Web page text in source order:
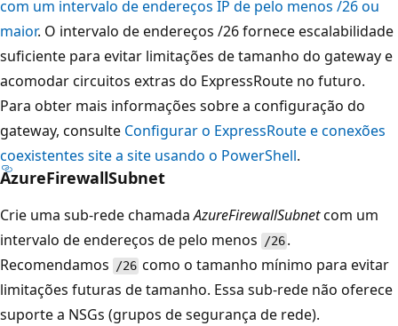
A
z
u
r
e
B
a
s
t
i
o
n
n
com um intervalo de endereços IP de pelo menos /26 ou
maior. O intervalo de endereços /26 fornece escalabilidade
suficiente para evitar limitações de tamanho do gateway e
acomodar circuitos extras do ExpressRoute no futuro.
Para obter mais informações sobre a configuração do
gateway, consulte Configurar o ExpressRoute e conexões
coexistentes site a site usando o PowerShell.
AzureFirewallSubnet
Crie uma sub-rede chamadaAzureFirewallSubnetcom um
intervalo de endereços de pelo menos /26 .
Recomendamos /26 como o tamanho mínimo para evitar
limitações futuras de tamanho. Essa sub-rede não oferece
suporte a NSGs (grupos de segurança de rede).